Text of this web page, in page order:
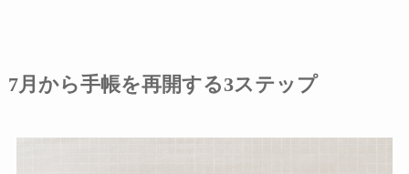
7月から手帳を再開する3ステップ